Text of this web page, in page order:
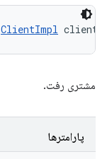
ClientImpl client)
مشتری رفت.
پارامترها